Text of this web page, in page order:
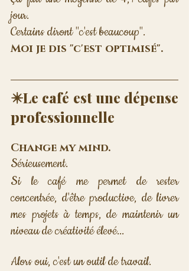
jour.
Certains diront "c'est beaucoup".
Moi je dis "c'est optimisé".
✴️Le café est une dépense
professionnelle
Change my mind.
Sérieusement.
Si le café me permet de rester
concentrée, d'être productive, de livrer
mes projets à temps, de maintenir un
niveau de créativité élevé...
Alors oui, c'est un outil de travail.